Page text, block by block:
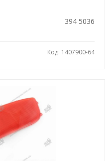
394 5036
Код: 1407900-64